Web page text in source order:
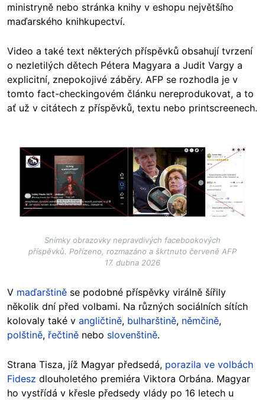
ministryně nebo stránka knihy v eshopu největšího
maďarského knihkupectví.
Video a také text některých příspěvků obsahují tvrzení
o nezletilých dětech Pétera Magyara a Judit Vargy a
explicitní, znepokojivé záběry. AFP se rozhodla je v
tomto fact-checkingovém článku nereprodukovat, a to
ať už v citátech z příspěvků, textu nebo printscreenech.
Image
Snímky obrazovky nepravdivých facebookových
příspěvků. Pořízeno, rozmazáno a škrtnuto červeně AFP
17. dubna 2026
V maďarštině se podobné příspěvky virálně šířily
několik dní před volbami. Na různých sociálních sítích
kolovaly také v angličtině, bulharštině, němčině,
polštině, řečtině nebo slovenštině.
Strana Tisza, jíž Magyar předsedá, porazila ve volbách
Fidesz dlouholetého premiéra Viktora Orbána. Magyar
ho vystřídá v křesle předsedy vlády po 16 letech u